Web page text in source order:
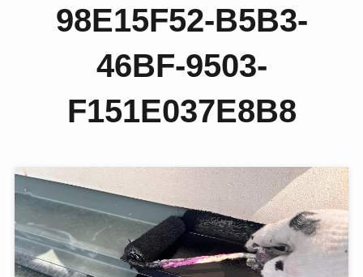
98E15F52-B5B3-
46BF-9503-
F151E037E8B8